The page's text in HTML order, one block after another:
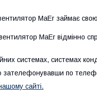
MaEr займає
MaEr відмінно
системах, системах
зателефонувавши по
сайті.